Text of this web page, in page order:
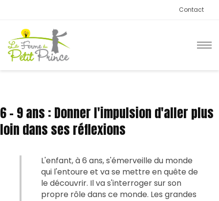
Contact
6 - 9 ans : Donner l'impulsion d'aller plus
loin dans ses réflexions
L'enfant, à 6 ans, s'émerveille du monde
qui l'entoure et va se mettre en quête de
le découvrir. Il va s'interroger sur son
propre rôle dans ce monde. Les grandes